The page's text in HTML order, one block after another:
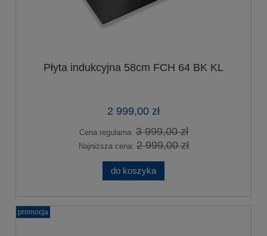
Płyta indukcyjna 58cm FCH 64 BK KL
2 999,00 zł
Cena regularna:3 999,00 zł
Najniższa cena:2 999,00 zł
do koszyka
promocja